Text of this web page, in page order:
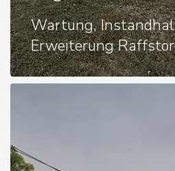
Wartung,
Erweiterung